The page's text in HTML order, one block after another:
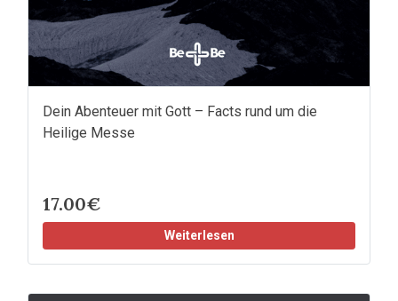
Dein Abenteuer mit Gott – Facts rund um die
Heilige Messe
17.00€
Weiterlesen